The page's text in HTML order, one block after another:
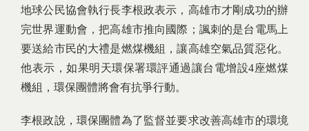
地球公民協會執行長李根政表示，高雄市才剛成功的辦
完世界運動會，把高雄市推向國際；諷刺的是台電馬上
要送給市民的大禮是燃煤機組，讓高雄空氣品質惡化。
他表示，如果明天環保署環評通過讓台電增設4座燃煤
機組，環保團體將會有抗爭行動。
李根政說，環保團體為了監督並要求改善高雄市的環境